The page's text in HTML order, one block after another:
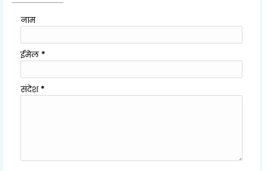
नाम
ईमेल *
संदेश *